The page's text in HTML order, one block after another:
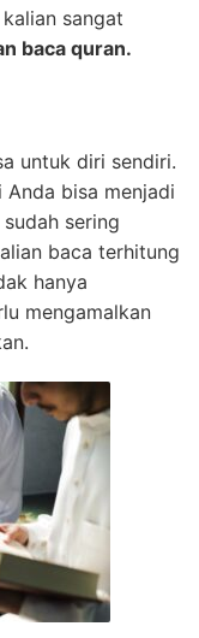
sangat
baca quran.
untuk diri sendiri.
bisa menjadi
sering
baca terhitung
hanya
mengamalkan